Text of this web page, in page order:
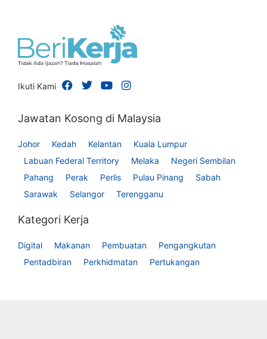
Ikuti Kami
Jawatan Kosong di Malaysia
Johor Kedah Kelantan
Kuala Lumpur
Labuan Federal Territory
Melaka
Negeri Sembilan
Pahang
Perak Perlis Pulau Pinang
Sabah
Sarawak
Selangor Terengganu
Kategori Kerja
Digital Makanan Pembuatan
Pengangkutan
Pentadbiran
Perkhidmatan Pertukangan